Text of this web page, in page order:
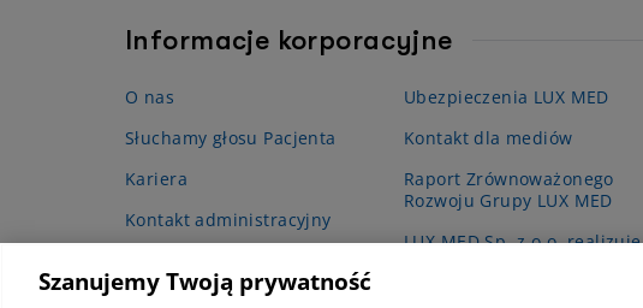
Informacje korporacyjne
O nas
Słuchamy głosu Pacjenta
Kariera
Kontakt administracyjny
Ubezpieczenia LUX MED
Kontakt dla mediów
Raport Zrównoważonego
Rozwoju Grupy LUX MED
LUX MED Sp. z o.o. realizuje
Szanujemy Twoją prywatność